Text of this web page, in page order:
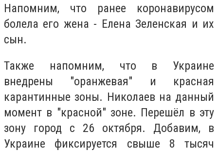
Напомним, что ранее коронавирусом
болела его жена - Елена Зеленская и их
сын.
Также напомним, что в Украине
внедрены "оранжевая" и красная
карантинные зоны. Николаев на данный
момент в "красной" зоне. Перешёл в эту
зону город с 26 октября. Добавим, в
Украине фиксируется свыше 8 тысяч